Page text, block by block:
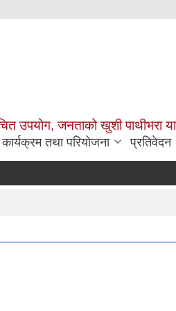
उपयोग, जनताको खुशी पाथीभरा
कार्यक्रम तथा परियोजना प्रतिवेदन